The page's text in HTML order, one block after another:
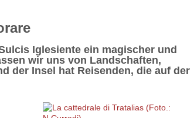
Iglesiente ein magischer und
wir uns von Landschaften,
der Insel hat Reisenden, die auf der